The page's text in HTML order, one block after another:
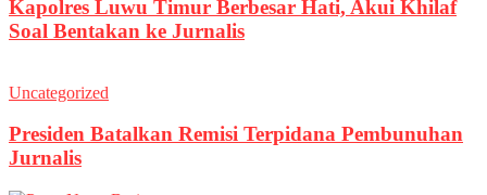
Kapolres Luwu Timur Berbesar Hati, Akui Khilaf
Soal Bentakan ke Jurnalis
Uncategorized
Presiden Batalkan Remisi Terpidana Pembunuhan
Jurnalis